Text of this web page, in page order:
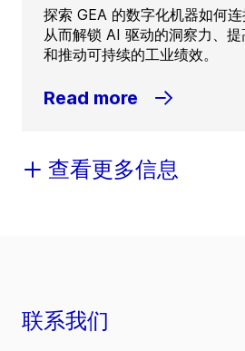
探索 GEA 的数字化机器如何连
从而解锁 AI 驱动的洞察力、
和推动可持续的工业绩效。
Read more
查看更多信息
联系我们